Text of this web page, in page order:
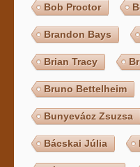
Bob Proctor
Brandon Bays
Brian Tracy
Bruno Bettelheim
Bunyevácz Zsuzsa
Bácskai Júlia